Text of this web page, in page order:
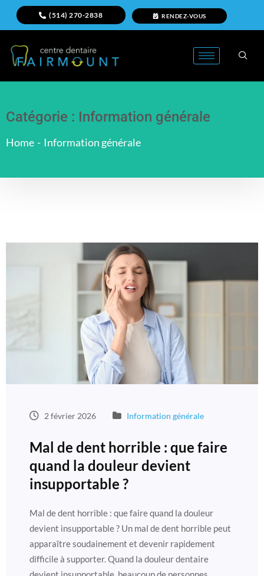
(514) 270-2838 RENDEZ-VOUS
Catégorie : Information générale
Home - Information générale
2 février 2026 Information générale
Mal de dent horrible : que faire
quand la douleur devient
insupportable ?
Mal de dent horrible : que faire quand la douleur
devient insupportable ? Un mal de dent horrible peut
apparaître soudainement et devenir rapidement
difficile à supporter. Quand la douleur dentaire